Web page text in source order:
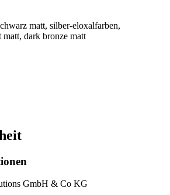
matt, silber-eloxalfarben,
matt, dark bronze matt
GmbH & Co KG